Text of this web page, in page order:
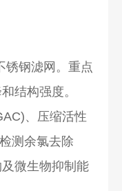
锈钢滤网。重点
结构强度。
、压缩活性
测余氯去除
微生物抑制能